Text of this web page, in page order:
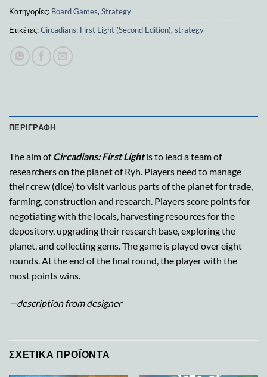
Κατηγορίες: Board Games, Strategy
Ετικέτες:Circadians: First Light (Second Edition), strategy
ΠΕΡΙΓΡΑΦΉ
The aim ofCircadians: First Lightis to lead a team of
researchers on the planet of Ryh. Players need to manage
their crew (dice) to visit various parts of the planet for trade,
farming, construction and research. Players score points for
negotiating with the locals, harvesting resources for the
depository, upgrading their research base, exploring the
planet, and collecting gems. The game is played over eight
rounds. At the end of the final round, the player with the
most points wins.
—description from designer
ΣΧΕΤΙΚΆ ΠΡΟΪΌΝΤΑ